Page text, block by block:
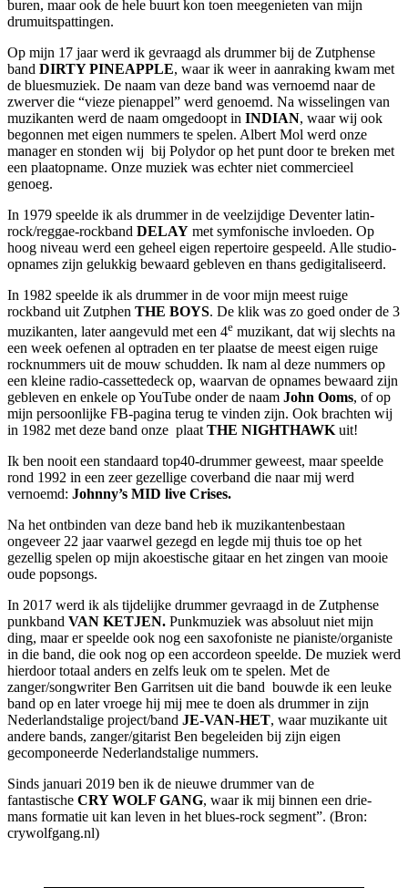
buren, maar ook de hele buurt kon toen meegenieten van mijn
drumuitspattingen.
Op mijn 17 jaar werd ik gevraagd als drummer bij de Zutphense
band DIRTY PINEAPPLE, waar ik weer in aanraking kwam met
de bluesmuziek. De naam van deze band was vernoemd naar de
zwerver die “vieze pienappel” werd genoemd. Na wisselingen van
muzikanten werd de naam omgedoopt in INDIAN, waar wij ook
begonnen met eigen nummers te spelen. Albert Mol werd onze
manager en stonden wij bij Polydor op het punt door te breken met
een plaatopname. Onze muziek was echter niet commercieel
genoeg.
In 1979 speelde ik als drummer in de veelzijdige Deventer latin-
rock/reggae-rockband DELAY met symfonische invloeden. Op
hoog niveau werd een geheel eigen repertoire gespeeld. Alle studio-
opnames zijn gelukkig bewaard gebleven en thans gedigitaliseerd.
In 1982 speelde ik als drummer in de voor mijn meest ruige
rockband uit Zutphen THE BOYS. De klik was zo goed onder de 3
muzikanten, later aangevuld met een 4e muzikant, dat wij slechts na
een week oefenen al optraden en ter plaatse de meest eigen ruige
rocknummers uit de mouw schudden. Ik nam al deze nummers op
een kleine radio-cassettedeck op, waarvan de opnames bewaard zijn
gebleven en enkele op YouTube onder de naam John Ooms, of op
mijn persoonlijke FB-pagina terug te vinden zijn. Ook brachten wij
in 1982 met deze band onze plaat THE NIGHTHAWK uit!
Ik ben nooit een standaard top40-drummer geweest, maar speelde
rond 1992 in een zeer gezellige coverband die naar mij werd
vernoemd: Johnny’s MID live Crises.
Na het ontbinden van deze band heb ik muzikantenbestaan
ongeveer 22 jaar vaarwel gezegd en legde mij thuis toe op het
gezellig spelen op mijn akoestische gitaar en het zingen van mooie
oude popsongs.
In 2017 werd ik als tijdelijke drummer gevraagd in de Zutphense
punkband VAN KETJEN. Punkmuziek was absoluut niet mijn
ding, maar er speelde ook nog een saxofoniste ne pianiste/organiste
in die band, die ook nog op een accordeon speelde. De muziek werd
hierdoor totaal anders en zelfs leuk om te spelen. Met de
zanger/songwriter Ben Garritsen uit die band bouwde ik een leuke
band op en later vroege hij mij mee te doen als drummer in zijn
Nederlandstalige project/band JE-VAN-HET, waar muzikante uit
andere bands, zanger/gitarist Ben begeleiden bij zijn eigen
gecomponeerde Nederlandstalige nummers.
Sinds januari 2019 ben ik de nieuwe drummer van de
fantastische CRY WOLF GANG, waar ik mij binnen een drie-
mans formatie uit kan leven in het blues-rock segment”. (Bron:
crywolfgang.nl)